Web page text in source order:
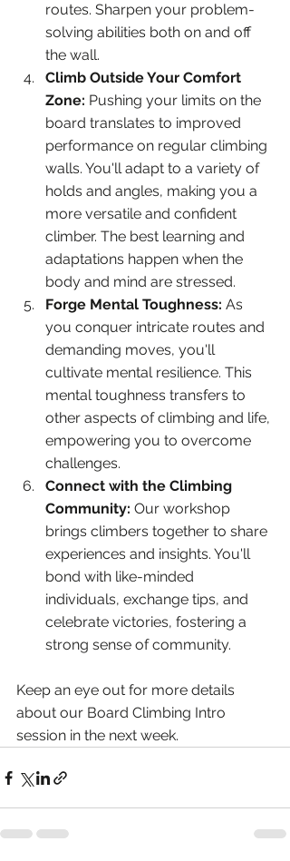
routes. Sharpen your problem-
solving abilities both on and off
the wall.
Climb Outside Your Comfort
Zone: Pushing your limits on the
board translates to improved
performance on regular climbing
walls. You'll adapt to a variety of
holds and angles, making you a
more versatile and confident
climber. The best learning and
adaptations happen when the
body and mind are stressed.
Forge Mental Toughness: As
you conquer intricate routes and
demanding moves, you'll
cultivate mental resilience. This
mental toughness transfers to
other aspects of climbing and life,
empowering you to overcome
challenges.
Connect with the Climbing
Community: Our workshop
brings climbers together to share
experiences and insights. You'll
bond with like-minded
individuals, exchange tips, and
celebrate victories, fostering a
strong sense of community.
Keep an eye out for more details
about our Board Climbing Intro
session in the next week.